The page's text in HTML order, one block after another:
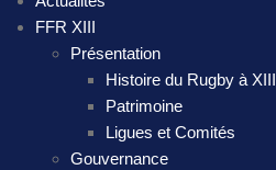
FFR XIII
Présentation
Histoire du Rugby à XIII
Patrimoine
Ligues et Comités
Gouvernance